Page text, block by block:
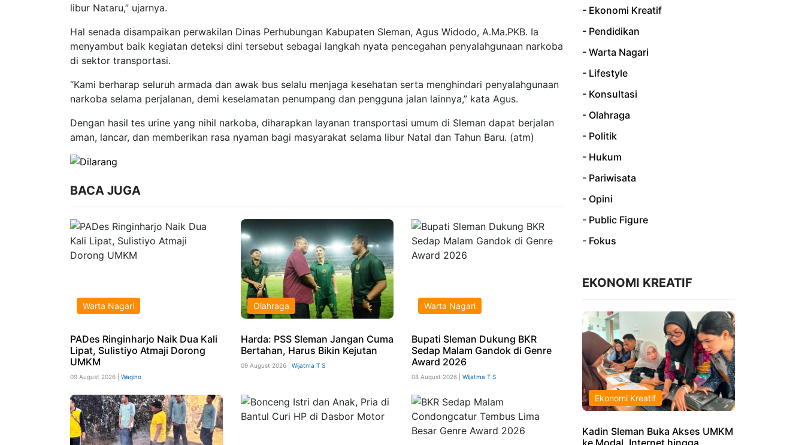
libur Nataru,” ujarnya.
Hal senada disampaikan perwakilan Dinas Perhubungan Kabupaten Sleman, Agus Widodo, A.Ma.PKB. Ia
menyambut baik kegiatan deteksi dini tersebut sebagai langkah nyata pencegahan penyalahgunaan narkoba
di sektor transportasi.
“Kami berharap seluruh armada dan awak bus selalu menjaga kesehatan serta menghindari penyalahgunaan
narkoba selama perjalanan, demi keselamatan penumpang dan pengguna jalan lainnya,” kata Agus.
Dengan hasil tes urine yang nihil narkoba, diharapkan layanan transportasi umum di Sleman dapat berjalan
aman, lancar, dan memberikan rasa nyaman bagi masyarakat selama libur Natal dan Tahun Baru. (atm)
BACA JUGA
Warta Nagari
PADes Ringinharjo Naik Dua Kali
Lipat, Sulistiyo Atmaji Dorong
UMKM
09 August 2026 | Wagino
Olahraga
Harda: PSS Sleman Jangan Cuma
Bertahan, Harus Bikin Kejutan
09 August 2026 | Wijatma T S
Warta Nagari
Bupati Sleman Dukung BKR
Sedap Malam Gandok di Genre
Award 2026
08 August 2026 | Wijatma T S
- Ekonomi Kreatif
- Pendidikan
- Warta Nagari
- Lifestyle
- Konsultasi
- Olahraga
- Politik
- Hukum
- Pariwisata
- Opini
- Public Figure
- Fokus
EKONOMI KREATIF
Ekonomi Kreatif
Kadin Sleman Buka Akses UMKM